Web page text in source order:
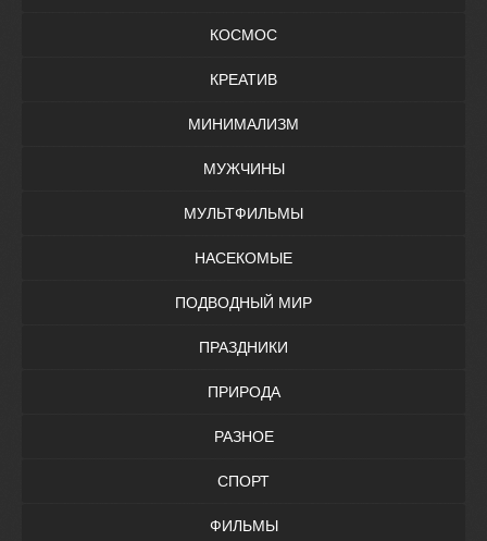
КОСМОС
КРЕАТИВ
МИНИМАЛИЗМ
МУЖЧИНЫ
МУЛЬТФИЛЬМЫ
НАСЕКОМЫЕ
ПОДВОДНЫЙ МИР
ПРАЗДНИКИ
ПРИРОДА
РАЗНОЕ
СПОРТ
ФИЛЬМЫ